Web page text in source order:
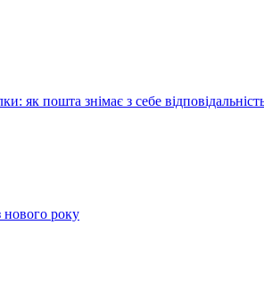
як пошта знімає з себе
нового року